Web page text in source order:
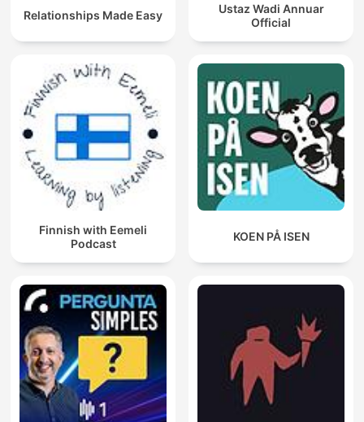
Relationships Made Easy
Ustaz Wadi Annuar
Official
Finnish with Eemeli
Podcast
KOEN PÅ ISEN